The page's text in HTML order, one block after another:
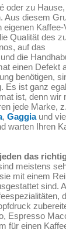
oder zu
Aus diesem
Kaffee-
Qualität des
auf das
die
einen Defekt
benötigen,
Es ist ganz
ist, denn wir
jede Marke,
, Gaggiaund
warten Ihren
das
meistens
mit einem
sind.
Espresso
für einen